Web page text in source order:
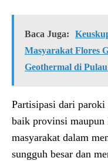
Baca Juga:
Masyarakat Flores
Geothermal di
Partisipasi dari
baik provinsi maupun
masyarakat dalam
sungguh besar dan